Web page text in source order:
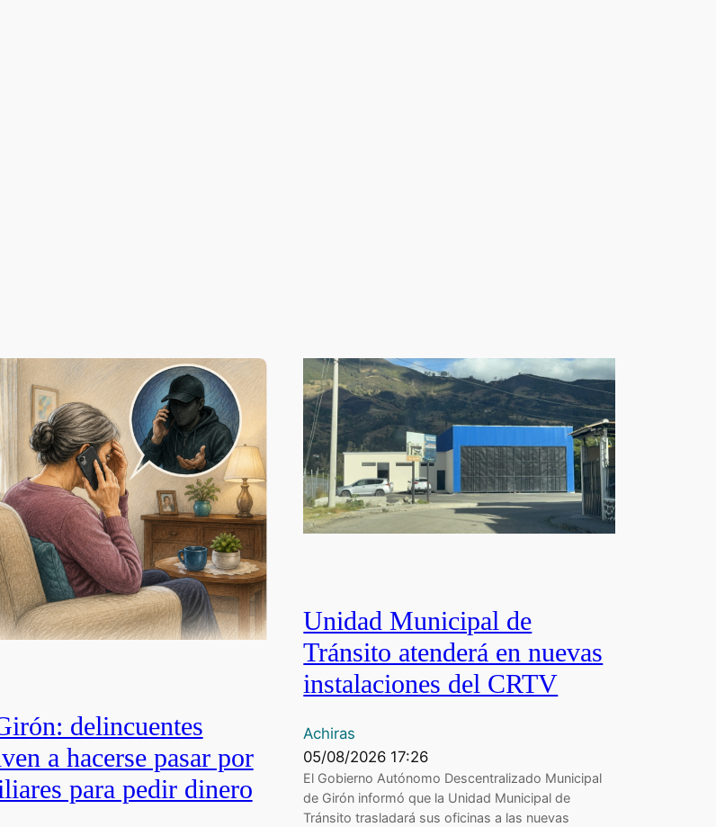
delincuentes
a hacerse pasar por
para pedir dinero
Unidad Municipal de
Tránsito atenderá en nuevas
instalaciones del CRTV
Achiras
05/08/2026 17:26
El Gobierno Autónomo Descentralizado Municipal
de Girón informó que la Unidad Municipal de
Tránsito trasladará sus oficinas a las nuevas